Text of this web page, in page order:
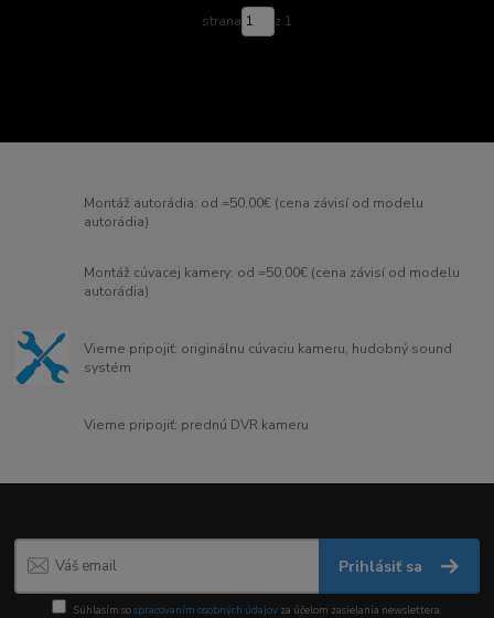
strana z 1
Montáž autorádia: od =50,00€ (cena závisí od modelu
autorádia)
Montáž cúvacej kamery: od =50,00€ (cena závisí od modelu
autorádia)
Vieme pripojiť: originálnu cúvaciu kameru, hudobný sound
systém
Vieme pripojiť: prednú DVR kameru
Prihlásiť sa
Súhlasím sospracovaním osobných údajov za účelom zasielania newslettera.